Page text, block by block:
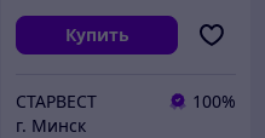
Купить
СТАРВЕСТ
100%
г. Минск